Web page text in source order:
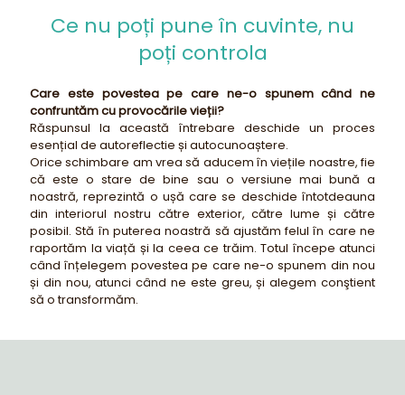
Ce nu poți pune în cuvinte, nu
poți controla
Care este povestea pe care ne-o spunem când ne
confruntăm cu provocările vieții?
Răspunsul la această întrebare deschide un proces
esențial de autoreflectie și autocunoaștere.
Orice schimbare am vrea să aducem în viețile noastre, fie
că este o stare de bine sau o versiune mai bună a
noastră, reprezintă o ușă care se deschide întotdeauna
din interiorul nostru către exterior, către lume și către
posibil. Stă în puterea noastră să ajustăm felul în care ne
raportăm la viață și la ceea ce trăim. Totul începe atunci
când înțelegem povestea pe care ne-o spunem din nou
și din nou, atunci când ne este greu, și alegem conştient
să o transformăm.